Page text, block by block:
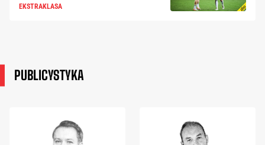
EKSTRAKLASA
PUBLICYSTYKA